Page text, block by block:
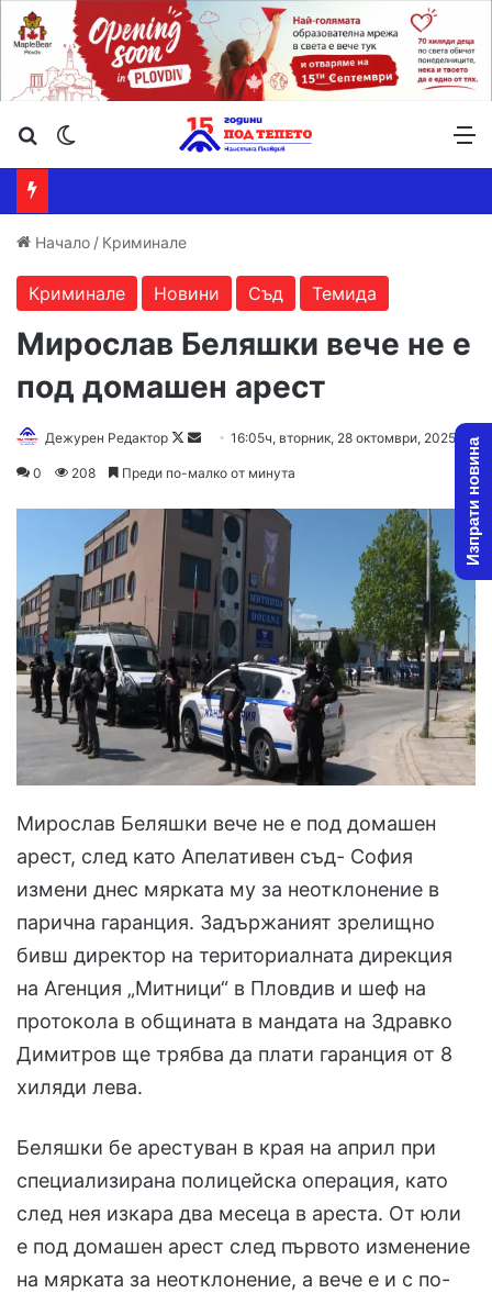
Търсене ...
Начало / Криминале
Криминале Новини Съд Темида
Мирослав Беляшки вече не е
под домашен арест
Дежурен Редактор
Follow
Send16:05ч, вторник, 28 октомври, 2025
0 208 Преди по-малко от минута
Мирослав Беляшки вече не е под домашен
арест, след като Апелативен съд- София
измени днес мярката му за неотклонение в
парична гаранция. Задържаният зрелищно
бивш директор на териториалната дирекция
на Агенция „Митници“ в Пловдив и шеф на
протокола в общината в мандата на Здравко
Димитров ще трябва да плати гаранция от 8
хиляди лева.
Беляшки бе арестуван в края на април при
специализирана полицейска операция, като
след нея изкара два месеца в ареста. От юли
е под домашен арест след първото изменение
на мярката за неотклонение, а вече е и с по-
Изпрати новина